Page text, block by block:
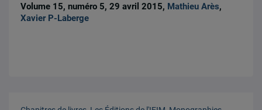
Volume 15, numéro 5, 29 avril 2015, Mathieu Arès,
Xavier P-Laberge